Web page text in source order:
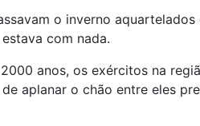
o inverno aquartelados
com nada.
anos, os exércitos na
aplanar o chão entre eles